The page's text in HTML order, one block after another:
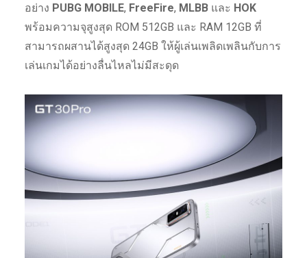
อย่าง PUBG MOBILE, FreeFire, MLBBและ HOK
พร้อมความจุสูงสุด ROM 512GB และ RAM 12GB ที่
สามารถผสานได้สูงสุด 24GB ให้ผู้เล่นเพลิดเพลินกับการ
เล่นเกมได้อย่างลื่นไหลไม่มีสะดุด